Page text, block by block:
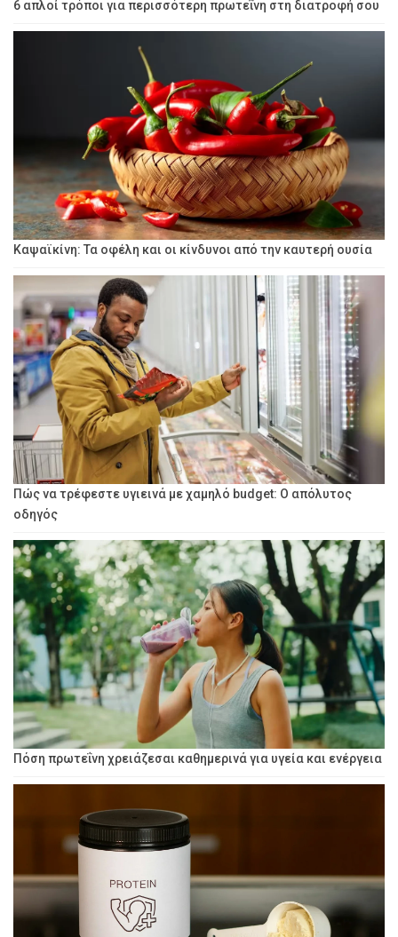
6 απλοί τρόποι για περισσότερη πρωτεΐνη στη διατροφή σου
Καψαϊκίνη: Τα οφέλη και οι κίνδυνοι από την καυτερή ουσία
Πώς να τρέφεστε υγιεινά με χαμηλό budget: Ο απόλυτος
οδηγός
Πόση πρωτεΐνη χρειάζεσαι καθημερινά για υγεία και ενέργεια